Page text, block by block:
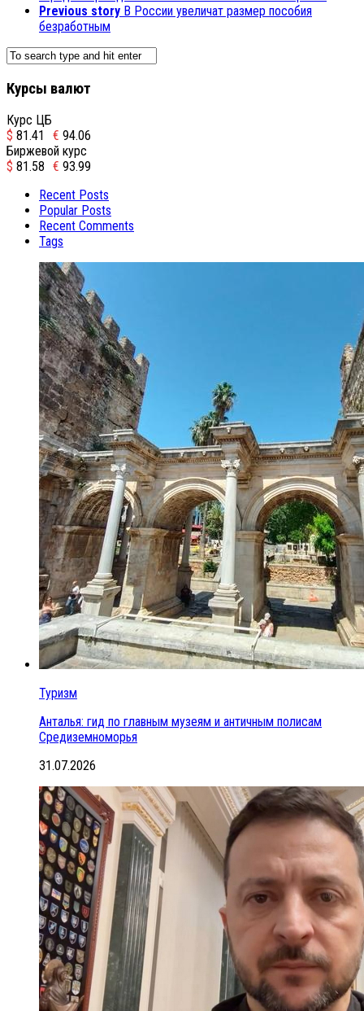
Previous story В России увеличат размер пособия
безработным
Курсы валют
Курс ЦБ
$ 81.41 € 94.06
Биржевой курс
$ 81.58 € 93.99
Recent Posts
Popular Posts
Recent Comments
Tags
Туризм
Анталья: гид по главным музеям и античным полисам
Средиземноморья
31.07.2026